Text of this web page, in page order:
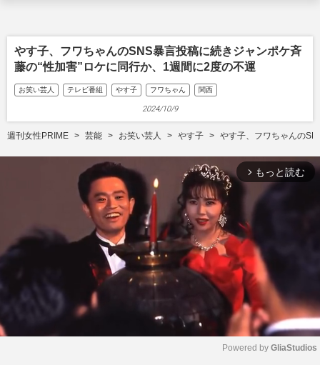
やす子、フワちゃんのSNS暴言投稿に続きジャンポケ斉
藤の“性加害”ロケに同行か、1週間に2度の不運
お笑い芸人 テレビ番組 やす子 フワちゃん 関西
2024/10/9
週刊女性PRIME 芸能 お笑い芸人 やす子 やす子、フワちゃんの
arrow_forward_ios もっと読む
Powered by GliaStudios